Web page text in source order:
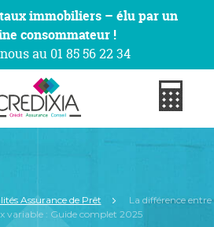
taux immobiliers – élu par un
consommateur !
au 01 85 56 22 34
Assurance de Prêt
La différence entre
variable : Guide complet 2025